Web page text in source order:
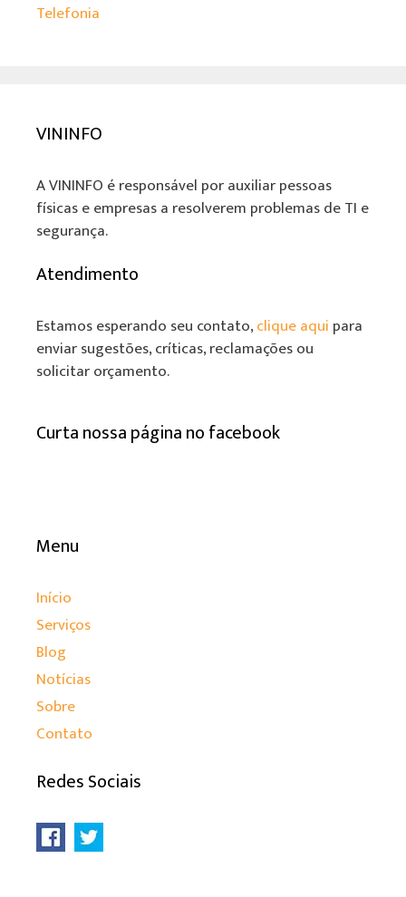
Telefonia
VININFO
A VININFO é responsável por auxiliar pessoas
físicas e empresas a resolverem problemas de TI e
segurança.
Atendimento
Estamos esperando seu contato,clique aqui para
enviar sugestões, críticas, reclamações ou
solicitar orçamento.
Curta nossa página no facebook
Menu
Início
Serviços
Blog
Notícias
Sobre
Contato
Redes Sociais